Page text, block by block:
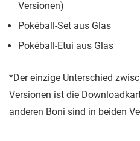
Versionen)
Pokéball-Set aus Glas
Pokéball-Etui aus Glas
*Der einzige Unterschied
Versionen ist die
anderen Boni sind in beiden